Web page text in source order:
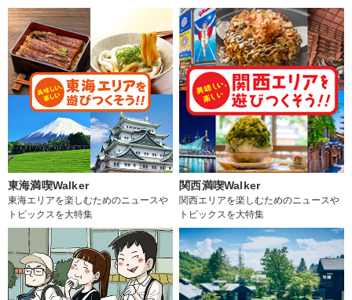
東海満喫Walker
東海エリアを楽しむためのニュースや
トピックスを大特集
関西満喫Walker
関西エリアを楽しむためのニュースや
トピックスを大特集